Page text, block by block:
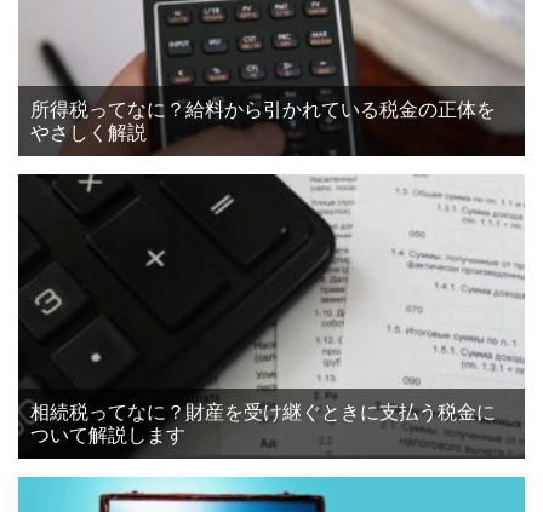
所得税ってなに？給料から引かれている税金の正体を
やさしく解説
相続税ってなに？財産を受け継ぐときに支払う税金に
ついて解説します